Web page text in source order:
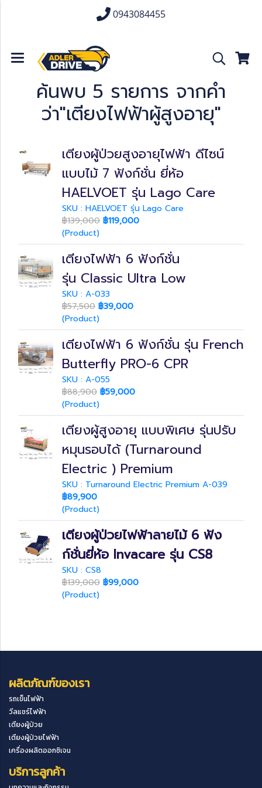
0943084455
ค้นพบ 5 รายการ จากคำ
ว่า"เตียงไฟฟ้าผู้สูงอายุ"
เตียงผู้ป่วยสูงอายุไฟฟ้า ดีไซน์
แบบไม้ 7 ฟังก์ชั่น ยี่ห้อ
HAELVOET รุ่น Lago Care
SKU : HAELVOET รุ่น Lago Care
฿139,000 ฿119,000
(Product)
เตียงไฟฟ้า 6 ฟังก์ชั่น
รุ่น Classic Ultra Low
SKU : A-033
฿57,500 ฿39,000
(Product)
เตียงไฟฟ้า 6 ฟังก์ชั่น รุ่น French
Butterfly PRO-6 CPR
SKU : A-055
฿88,900 ฿59,000
(Product)
เตียงผู้สูงอายุ แบบพิเศษ รุ่นปรับ
หมุนรอบได้ (Turnaround
Electric ) Premium
SKU : Turnaround Electric Premium A-039
฿89,900
(Product)
เตียงผู้ป่วยไฟฟ้าลายไม้ 6 ฟัง
ก์ชั่นยี่ห้อ Invacare รุ่น CS8
SKU : CS8
฿139,000 ฿99,000
(Product)
ผลิตภัณฑ์ของเรา
รถเข็นไฟฟ้า
วีลแชร์ไฟฟ้า
เตียงผู้ป่วย
เตียงผู้ป่วยไฟฟ้า
เครื่องผลิตออกซิเจน
บริการลูกค้า